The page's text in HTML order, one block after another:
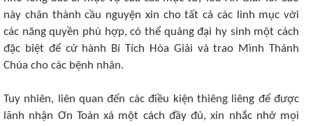
này chân thành cầu nguyện xin cho tất cả các linh mục với
các năng quyền phù hợp, có thể quảng đại hy sinh một cách
đặc biệt để cử hành Bí Tích Hòa Giải và trao Mình Thánh
Chúa cho các bệnh nhân.
Tuy nhiên, liên quan đến các điều kiện thiêng liêng để được
lãnh nhận Ơn Toàn xá một cách đầy đủ, xin nhắc nhở mọi